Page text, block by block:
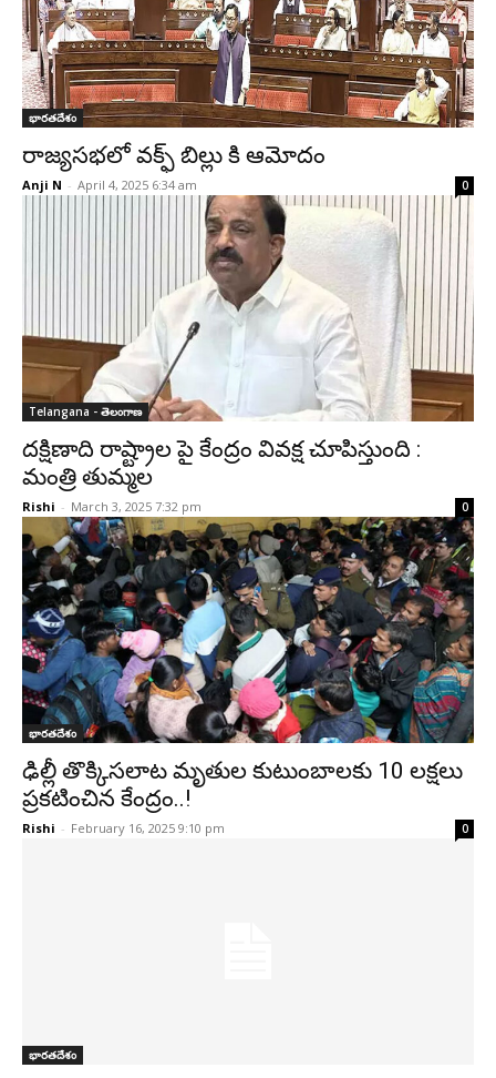
భారతదేశం
రాజ్యసభలో వక్ఫ్ బిల్లు కి ఆమోదం
Anji N - April 4, 2025 6:34 am 0
Telangana - తెలంగాణ
దక్షిణాది రాష్ట్రాల పై కేంద్రం వివక్ష చూపిస్తుంది :
మంత్రి తుమ్మల
Rishi - March 3, 2025 7:32 pm 0
భారతదేశం
ఢిల్లీ తొక్కిసలాట మృతుల కుటుంబాలకు 10 లక్షలు
ప్రకటించిన కేంద్రం..!
Rishi - February 16, 2025 9:10 pm 0
భారతదేశం